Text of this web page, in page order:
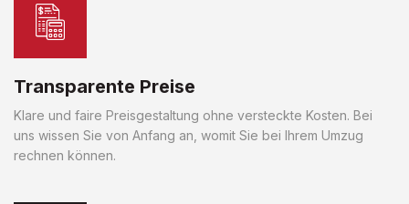
Transparente Preise
Klare und faire Preisgestaltung ohne versteckte Kosten. Bei
uns wissen Sie von Anfang an, womit Sie bei Ihrem Umzug
rechnen können.